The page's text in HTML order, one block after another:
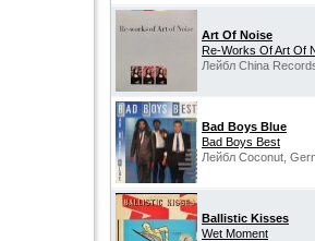
Art Of Noise
Re-Works Of Art Of
Лейбл China
Bad Boys Blue
Bad Boys Best
Лейбл Coconut,
Ballistic Kisses
Wet Moment